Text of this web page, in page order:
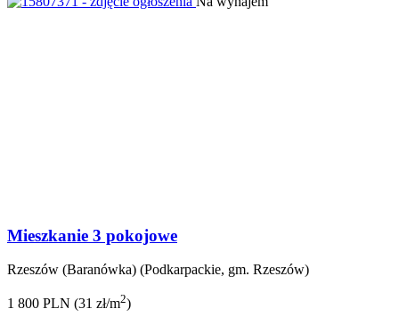
Mieszkanie 3 pokojowe
Rzeszów (Baranówka) (Podkarpackie, gm. Rzeszów)
1 800 PLN (31 zł/m2)